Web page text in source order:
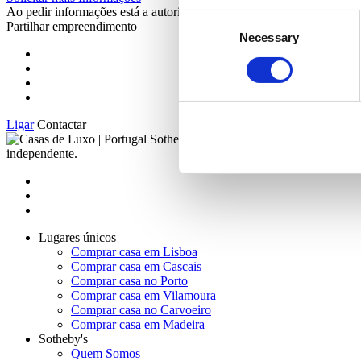
Consent
Necessary
Ao pedir informações está a autorizar a Portugal Sotheby's
Partilhar empreendimento
Ligar Contactar
2023
independente.
Lugares únicos
Comprar casa em Lisboa
Comprar casa em Cascais
Comprar casa no Porto
Comprar casa em Vilamoura
Comprar casa no Carvoeiro
Comprar casa em Madeira
Sotheby's
Quem Somos